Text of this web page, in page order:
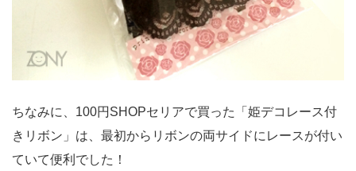
ちなみに、100円SHOPセリアで買った「姫デコレース付
きリボン」は、最初からリボンの両サイドにレースが付い
ていて便利でした！